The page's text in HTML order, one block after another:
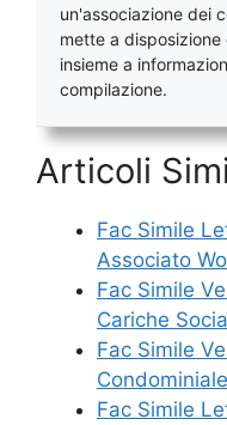
un'associazione dei
mette a
insieme a
compilazione.
Articoli
Fac Simile
Associato
Fac Simile
Cariche
Fac Simile
Fac Simile